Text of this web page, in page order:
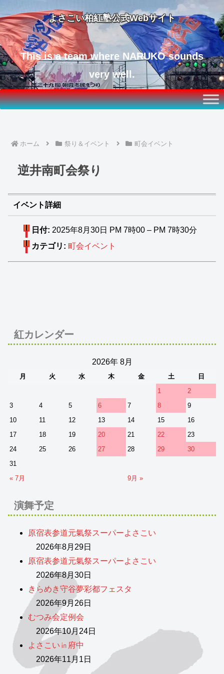
よさこい柏紅塾公式Webサイト
This is a team where NARUKO sounds
very well.
ホーム 祭り＆イベント 町会イベント
逆井南町会祭り
イベント詳細
日付: 2025年8月30日 PM 7時00 – PM 7時30分
カテゴリ: 町会イベント
紅カレンダー
2026年 8月
月 火 水 木 金 土
日
1
2
3
4 5 6 7 8
9
10
11 12 13 14 15
16
17
18 19 20 21 22
23
24
25 26 27 28 29
30
31
« 7月
9月 »
演舞予定
原宿表参道元氣祭スーパーよさこい
2026年8月29日
原宿表参道元氣祭スーパーよさこい
2026年8月30日
きらめき守谷夢彩都フェスタ
2026年9月26日
むつみ会定例会
2026年10月24日
よさこい㏌府中
2026年11月1日